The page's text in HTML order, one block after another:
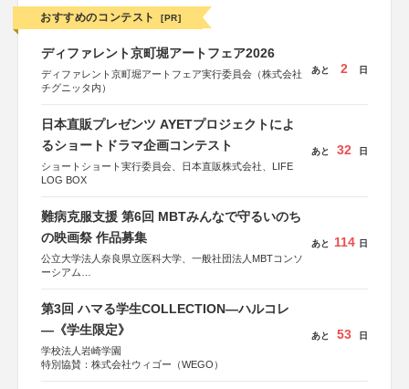
おすすめのコンテスト [PR]
ディファレント京町堀アートフェア2026
ディファレント京町堀アートフェア実行委員会（株式会社
チグニッタ内）
あと 2 日
日本直販プレゼンツ AYETプロジェクトによ
るショートドラマ企画コンテスト
ショートショート実行委員会、日本直販株式会社、LIFE
LOG BOX
あと 32 日
難病克服支援 第6回 MBTみんなで守るいのち
の映画祭 作品募集
公立大学法人奈良県立医科大学、一般社団法人MBTコンソ
ーシアム
後援：厚生労働省
文部科学省
日本経済団体連合会
関西経済連合会
あと 114 日
第3回 ハマる学生COLLECTION―ハルコレ
―《学生限定》
学校法人岩崎学園
特別協賛：株式会社ウィゴー（WEGO）
あと 53 日